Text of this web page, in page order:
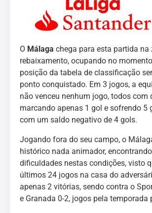
O Málaga chega para esta partida na
rebaixamento, ocupando no
posição da tabela de classificação
ponto conquistado. Em 3 jogos, a
não venceu nenhum jogo, todos com
marcando apenas 1 gol e sofrendo 5
com um saldo negativo de 4 gols.
Jogando fora do seu campo, o
histórico nada animador,
dificuldades nestas condições, visto
últimos 24 jogos na casa do
apenas 2 vitórias, sendo contra o
e Granada 0-2, jogos pela temporada